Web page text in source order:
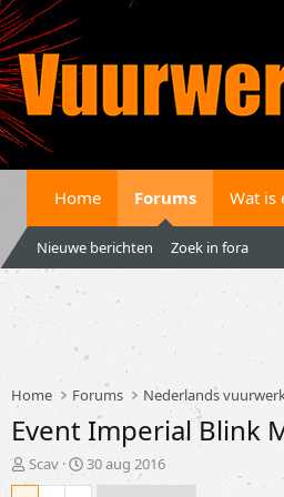
Home Forums Wat is
Nieuwe berichten Zoek in fora
Home Forums Nederlands
Event Imperial Blink
T
o
Scav
S
t
30 aug 2016